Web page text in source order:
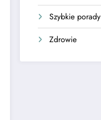
Szybkie porady
Zdrowie